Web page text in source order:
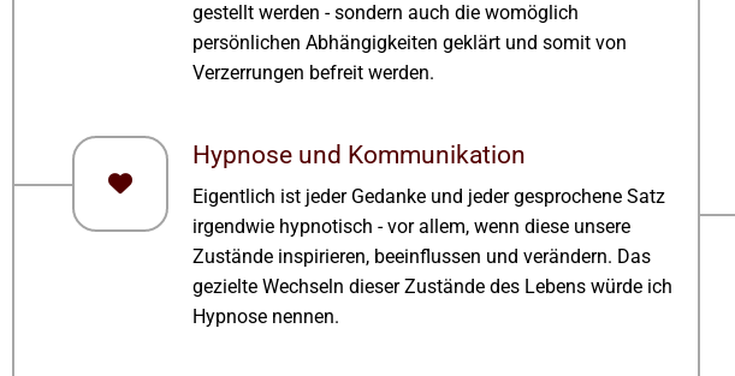
gestellt werden - sondern auch die womöglich
persönlichen Abhängigkeiten geklärt und somit von
Verzerrungen befreit werden.
Hypnose und Kommunikation
Eigentlich ist jeder Gedanke und jeder gesprochene Satz
irgendwie hypnotisch - vor allem, wenn diese unsere
Zustände inspirieren, beeinflussen und verändern. Das
gezielte Wechseln dieser Zustände des Lebens würde ich
Hypnose nennen.